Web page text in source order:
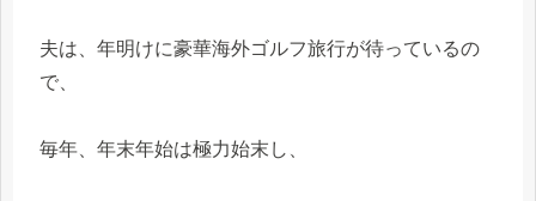
夫は、年明けに豪華海外ゴルフ旅行が待っているの
で、
毎年、年末年始は極力始末し、